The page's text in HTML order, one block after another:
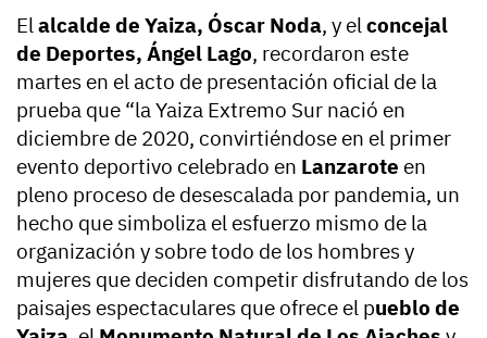
El alcalde de Yaiza, Óscar Noda, y el concejal
de Deportes, Ángel Lago, recordaron este
martes en el acto de presentación oficial de la
prueba que “la Yaiza Extremo Sur nació en
diciembre de 2020, convirtiéndose en el primer
evento deportivo celebrado en Lanzarote en
pleno proceso de desescalada por pandemia, un
hecho que simboliza el esfuerzo mismo de la
organización y sobre todo de los hombres y
mujeres que deciden competir disfrutando de los
paisajes espectaculares que ofrece el pueblo de